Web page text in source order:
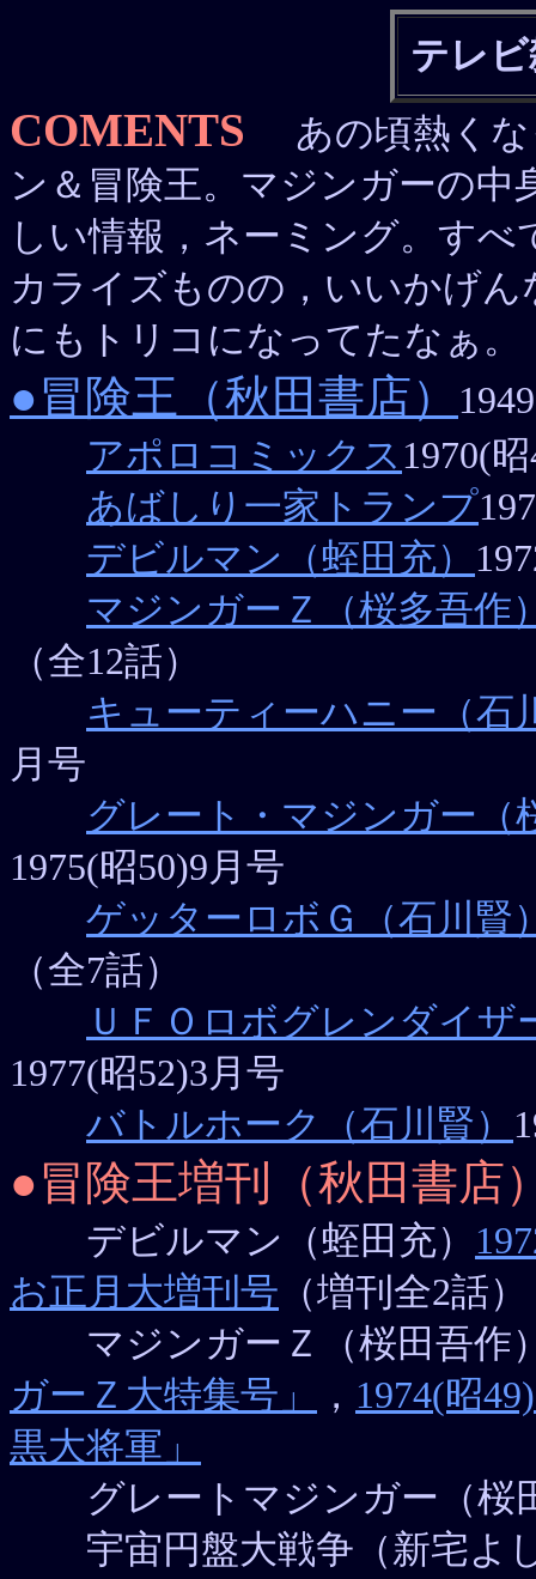
テレ
COMENTS
あの頃熱くな
ン＆冒険王。マジンガーの
しい情報，ネーミング。す
カライズものの，いいかげ
にもトリコになってたなぁ。
●冒険王（秋田書店）
アポロコミックス 1970(
あばしり一家トランプ
デビルマン（蛭田充）
マジンガーＺ（桜多吾作
（全12話）
キューティーハニー（石
月号
グレート・マジンガー（
1975(昭50)9月号
ゲッターロボＧ（石川賢
（全7話）
ＵＦＯロボグレンダイザ
1977(昭52)3月号
バトルホーク（石川賢）
●冒険王増刊（秋田書店
デビルマン（蛭田充）
お正月大増刊号 （増刊全2話）
マジンガーＺ（桜田吾作
ガーＺ大特集号」
， 1974(昭
黒大将軍」
グレートマジンガー（桜
宇宙円盤大戦争（新宅よ